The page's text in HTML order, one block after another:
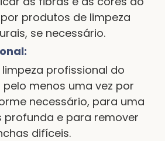
produtos de limpeza
se necessário.
profissional do
menos uma vez por
necessário, para uma
profunda e para remover
difíceis.